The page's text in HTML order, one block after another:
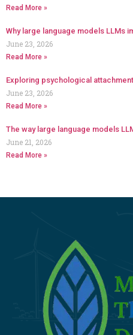
Read More »
Why large language models LLMs
June 23, 2026
Read More »
Exploring psychological
June 23, 2026
Read More »
The way large language models
June 21, 2026
Read More »